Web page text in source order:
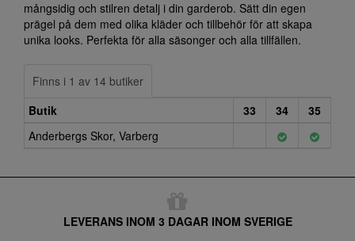
mångsidig och stilren detalj i din garderob. Sätt din egen
prägel på dem med olika kläder och tillbehör för att skapa
unika looks. Perfekta för alla säsonger och alla tillfällen.
Finns i 1 av 14 butiker
Butik
33 34
35
Anderbergs Skor, Varberg
LEVERANS INOM 3 DAGAR INOM SVERIGE